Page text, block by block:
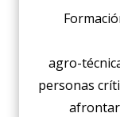
agro-
personas
afrontar